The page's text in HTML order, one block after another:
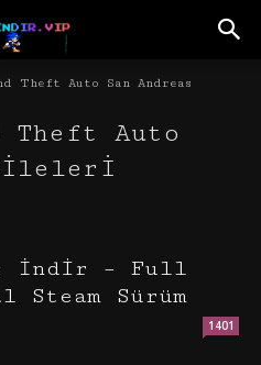
Theft Auto San Andreas
Theft Auto
İndir – Full
Sürüm
1401